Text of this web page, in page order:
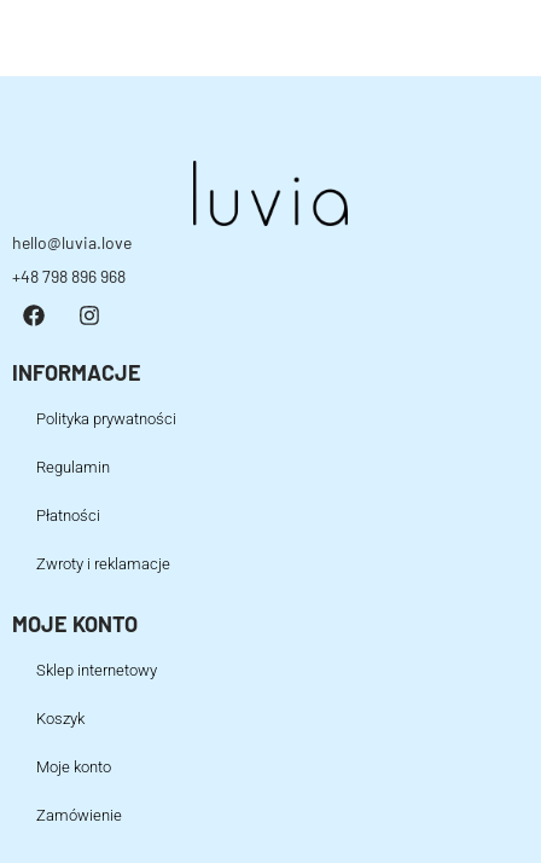
hello@luvia.love
+48 798 896 968
INFORMACJE
Polityka prywatności
Regulamin
Płatności
Zwroty i reklamacje
MOJE KONTO
Sklep internetowy
Koszyk
Moje konto
Zamówienie